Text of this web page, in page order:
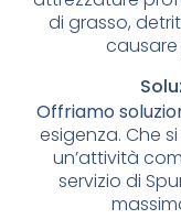
di grasso,
causare
Offriamo
esigenza. Che
un’attività
servizio di